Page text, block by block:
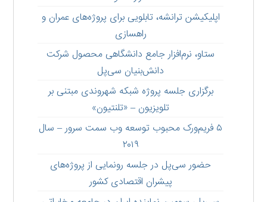
اپلیکیشن ترانشه، تابلویی برای پروژه‌های عمران و
راهسازی
ستاو،‌ نرم‌افزار جامع دانشگاهی محصول شرکت
دانش‌بنیان سی‌پل
برگزاری جلسه پروژه شبکه شهروندی مبتنی بر
تلویزیون – «تلنتیون»
۵ فریم‌ورک محبوب توسعه وب سمت سرور – سال
۲۰۱۹
حضور سی‌پل در جلسه رونمایی از پروژه‌های
پیشران اقتصادی کشور